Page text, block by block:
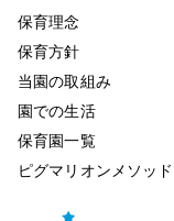
保育理念
保育方針
当園の取組み
園での生活
保育園一覧
ピグマリオンメソッド